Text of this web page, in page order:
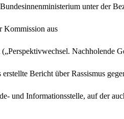
unter der
Kommission aus
Bericht über Rassismus
und Informationsstelle, auf der